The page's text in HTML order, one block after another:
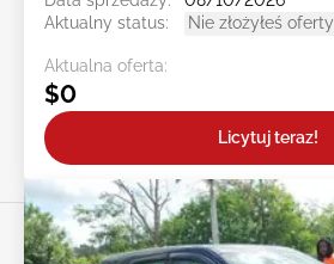
Aktualny status:
Nie złożyłeś oferty
Aktualna oferta:
$0
Licytuj teraz!